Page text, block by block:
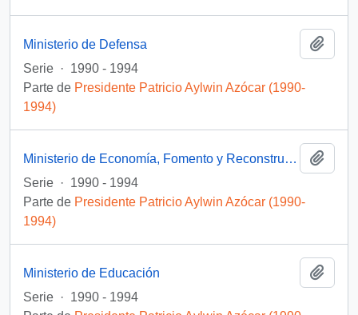
Ministerio de Defensa
Serie · 1990 - 1994
Parte de Presidente Patricio Aylwin Azócar (1990-
1994)
Ministerio de Economía, Fomento y Reconstrucción
Serie · 1990 - 1994
Parte de Presidente Patricio Aylwin Azócar (1990-
1994)
Ministerio de Educación
Serie · 1990 - 1994